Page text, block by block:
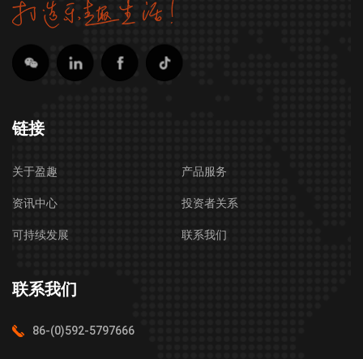
链接
关于盈趣 产品服务
资讯中心 投资者关系
可持续发展 联系我们
联系我们
86-(0)592-5797666